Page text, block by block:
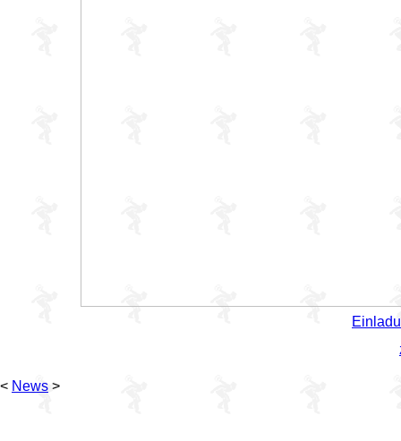
< News >